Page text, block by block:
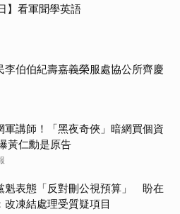
】看軍聞學英語
李伯伯紀壽嘉義榮服處協公所齊慶
軍講師！「黑夜奇俠」暗網買個資
黃仁勳是原告
魁表態「反對刪公視預算」 盼在
改凍結處理受質疑項目